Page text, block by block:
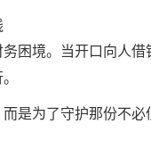
困境。当开口向人
是为了守护那份不